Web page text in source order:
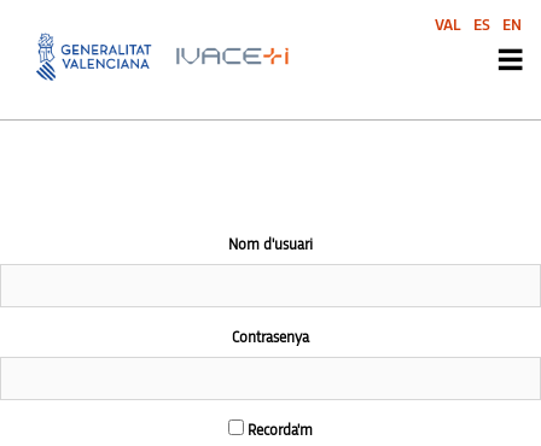
Nom d'usuari
Contrasenya
Recorda'm
VAL ES EN